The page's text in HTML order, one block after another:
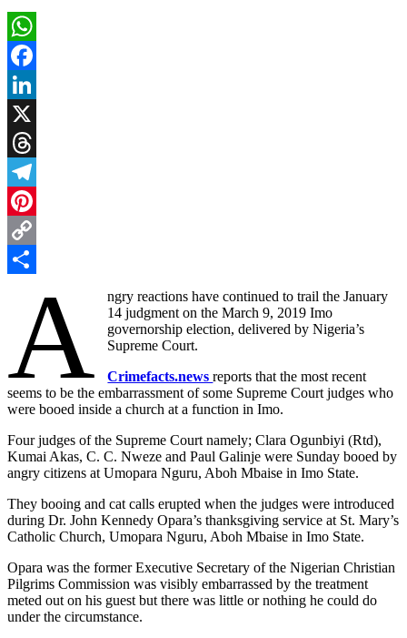
WhatsApp
Facebook
LinkedIn
X
Threads
Telegram
Pinterest
Copy
A
ngry reactions have continued to trail the January
14 judgment on the March 9, 2019 Imo
governorship election, delivered by Nigeria’s
Supreme Court.
Crimefacts.newsreports that the most recent
seems to be the embarrassment of some Supreme Court judges who
were booed inside a church at a function in Imo.
Four judges of the Supreme Court namely; Clara Ogunbiyi (Rtd),
Kumai Akas, C. C. Nweze and Paul Galinje were Sunday booed by
angry citizens at Umopara Nguru, Aboh Mbaise in Imo State.
They booing and cat calls erupted when the judges were introduced
during Dr. John Kennedy Opara’s thanksgiving service at St. Mary’s
Catholic Church, Umopara Nguru, Aboh Mbaise in Imo State.
Opara was the former Executive Secretary of the Nigerian Christian
Pilgrims Commission was visibly embarrassed by the treatment
meted out on his guest but there was little or nothing he could do
under the circumstance.